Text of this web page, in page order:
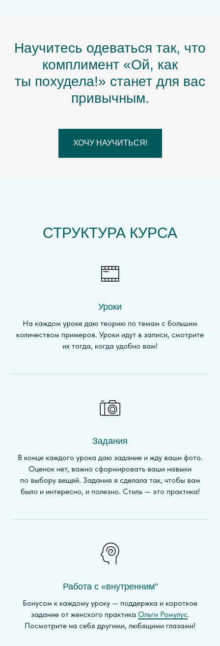
Научитесь одеваться так, что
комплимент «Ой, как
ты похудела!» станет для вас
привычным.
ХОЧУ НАУЧИТЬСЯ!
СТРУКТУРА КУРСА
Уроки
На каждом уроке даю теорию по темам с большим
количеством примеров. Уроки идут в записи, смотрите
их тогда, когда удобно вам!
Задания
В конце каждого урока даю задание и жду ваши фото.
Оценок нет, важно сформировать ваши навыки
по выбору вещей. Задания я сделала так, чтобы вам
было и интересно, и полезно. Стиль — это практика!
Работа с «внутренним"
Бонусом к каждому уроку — поддержка и короткое
задание от женского практика Ольги Ромулус.
Посмотрите на себя другими, любящими глазами!